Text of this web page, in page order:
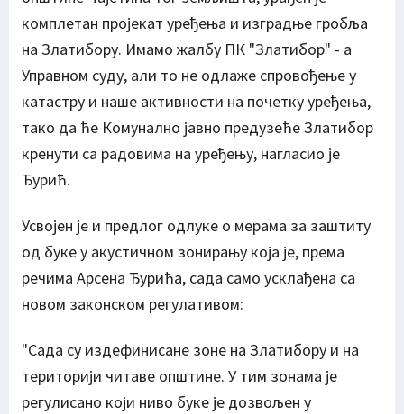
комплетан пројекат уређења и изградње гробља
на Златибору. Имамо жалбу ПК "Златибор" - а
Управном суду, али то не одлаже спровођење у
катастру и наше активности на почетку уређења,
тако да ће Комунално јавно предузеће Златибор
кренути са радовима на уређењу, нагласио је
Ђурић.
Усвојен је и предлог одлуке о мерама за заштиту
од буке у акустичном зонирању која је, према
речима Арсена Ђурића, сада само усклађена са
новом законском регулативом:
"Сада су издефинисане зоне на Златибору и на
територији читаве општине. У тим зонама је
регулисано који ниво буке је дозвољен у